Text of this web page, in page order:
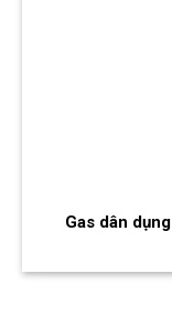
Gas dân dụng